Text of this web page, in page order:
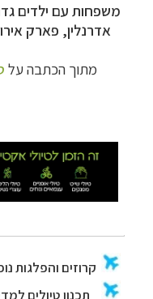
משפחות עם ילדים
אדרנלין, פארק
מתוך הכתבה על